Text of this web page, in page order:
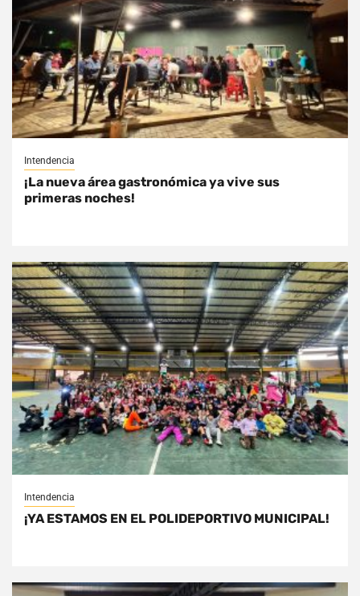
Intendencia
¡La nueva área gastronómica ya vive sus
primeras noches!
Intendencia
¡YA ESTAMOS EN EL POLIDEPORTIVO MUNICIPAL!